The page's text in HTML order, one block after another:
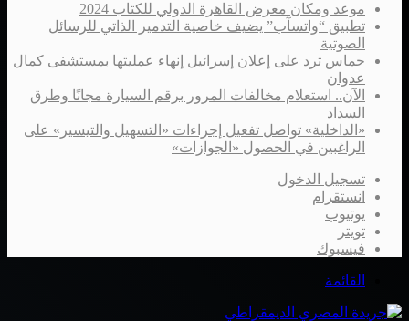
موعد ومكان معرض القاهرة الدولي للكتاب 2024
تطبيق “واتسآب” يضيف خاصية التدمير الذاتي للرسائل
الصوتية
حماس ترد على إعلان إسرائيل إنهاء عمليتها بمستشفى كمال
عدوان
الآن.. استعلام مخالفات المرور برقم السيارة مجانًا وطرق
السداد
«الداخلية» تواصل تفعيل إجراءات «التسهيل والتيسير» على
الراغبين في الحصول «الجوازات»
تسجيل الدخول
انستقرام
يوتيوب
تويتر
فيسبوك
القائمة